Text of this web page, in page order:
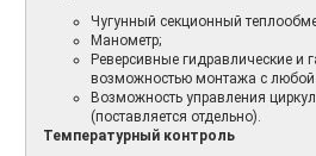
Чугунный секционный
Манометр;
Реверсивные гидравлические и
возможностью монтажа с любой
Возможность управления
(поставляется отдельно).
Температурный контроль